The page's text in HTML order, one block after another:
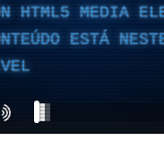
HTML5 MEDIA
ESTÁ